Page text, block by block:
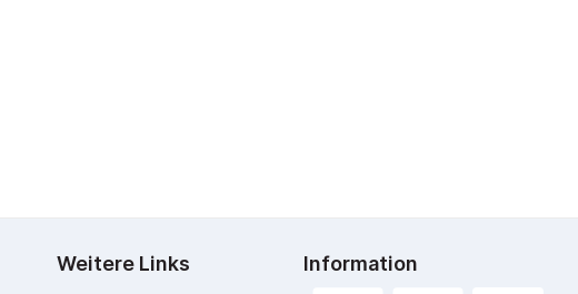
Weitere Links Information